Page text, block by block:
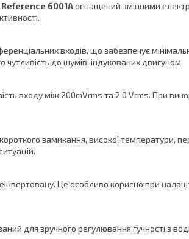
Reference 6001Aоснащений змінними
входів, що забезпечує
до шумів, індукованих двигуном.
входу між 200mVrms та 2.0 Vrms. При
замикання, високої температури,
Це особливо корисно при
для зручного регулювання гучності з